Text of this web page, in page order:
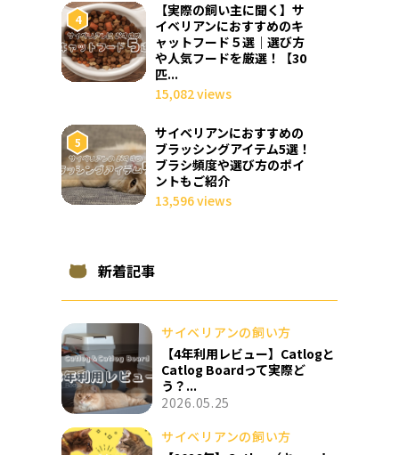
【実際の飼い主に聞く】サ
イベリアンにおすすめのキ
ャットフード５選｜選び方
や人気フードを厳選！【30
匹...
15,082 views
サイベリアンにおすすめの
ブラッシングアイテム5選！
ブラシ頻度や選び方のポイ
ントもご紹介
13,596 views
新着記事
サイベリアンの飼い方
【4年利用レビュー】Catlogと
Catlog Boardって実際ど
う？...
2026.05.25
サイベリアンの飼い方